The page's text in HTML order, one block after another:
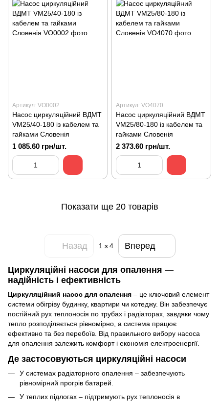
Артикул: VO0002
Насос циркуляційний ВДМТ
VM25/40-180 із кабелем та
гайками Словенія
1 085.60 грн/шт.
Артикул: VO4070
Насос циркуляційний ВДМТ
VM25/80-180 із кабелем та
гайками Словенія
2 373.60 грн/шт.
Показати ще 20 товарів
Назад 1 з 4 Вперед
Циркуляційні насоси для опалення —
надійність і ефективність
Циркуляційний насос для опалення – це ключовий елемент
системи обігріву будинку, квартири чи котеджу. Він забезпечує
постійний рух теплоносія по трубах і радіаторах, завдяки чому
тепло розподіляється рівномірно, а система працює
ефективно та без перебоїв. Від правильного вибору насоса
для опалення залежить комфорт і економія електроенергії.
Де застосовуються циркуляційні насоси
У системах радіаторного опалення – забезпечують
рівномірний прогрів батарей.
У теплих підлогах – підтримують рух теплоносія в